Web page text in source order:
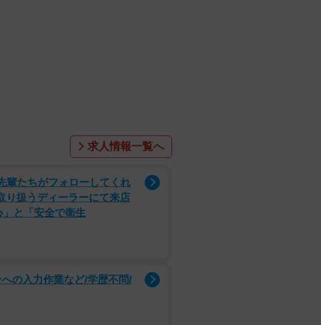
求人情報一覧へ
輩たちがフォローしてくれ
り扱うディーラーにて来店
と「安全で衛生
の入力作業など/学歴不問/